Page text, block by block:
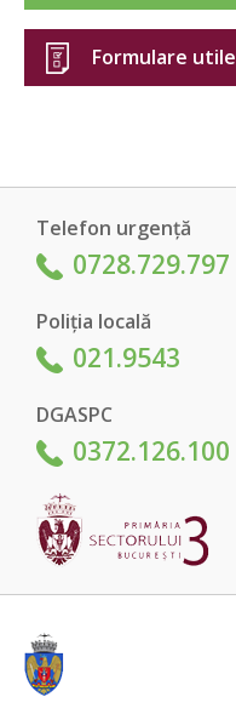
Formulare utile
Telefon urgență
0728.729.797
Poliția locală
021.9543
DGASPC
0372.126.100